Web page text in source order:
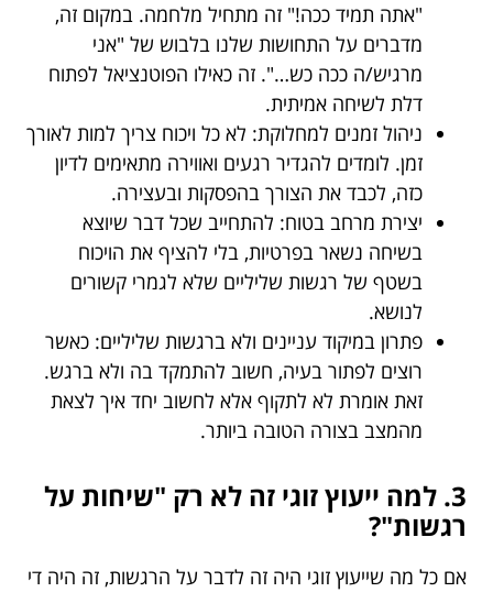
"אתה תמיד ככה!" זה מתחיל מלחמה. במקום זה,
מדברים על התחושות שלנו בלבוש של "אני
מרגיש/ה ככה כש…". זה כאילו הפוטנציאל לפתוח
דלת לשיחה אמיתית.
ניהול זמנים למחלוקת: לא כל ויכוח צריך למות לאורך
זמן. לומדים להגדיר רגעים ואווירה מתאימים לדיון
כזה, לכבד את הצורך בהפסקות ובעצירה.
יצירת מרחב בטוח: להתחייב שכל דבר שיוצא
בשיחה נשאר בפרטיות, בלי להציף את הויכוח
בשטף של רגשות שליליים שלא לגמרי קשורים
לנושא.
פתרון במיקוד עניינים ולא ברגשות שליליים: כאשר
רוצים לפתור בעיה, חשוב להתמקד בה ולא ברגש.
זאת אומרת לא לתקוף אלא לחשוב יחד איך לצאת
מהמצב בצורה הטובה ביותר.
3. למה ייעוץ זוגי זה לא רק "שיחות על
רגשות"?
אם כל מה שייעוץ זוגי היה זה לדבר על הרגשות, זה היה די